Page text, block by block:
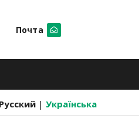
Почта
Русский | Українська